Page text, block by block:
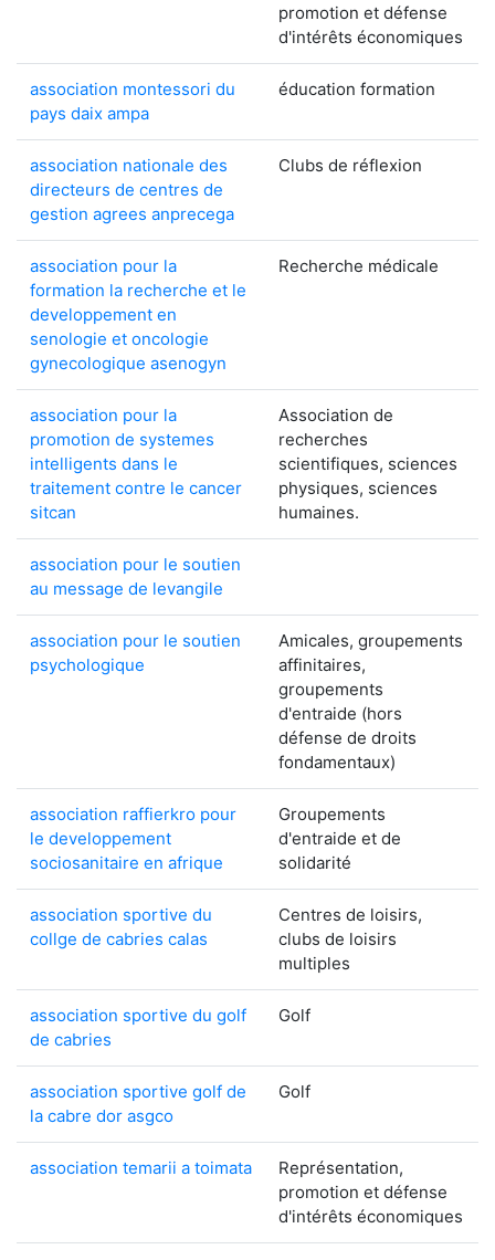
promotion et défense
d'intérêts économiques
association montessori du
pays daix ampa
éducation formation
association nationale des
directeurs de centres de
gestion agrees anprecega
Clubs de réflexion
association pour la
formation la recherche et le
developpement en
senologie et oncologie
gynecologique asenogyn
Recherche médicale
association pour la
promotion de systemes
intelligents dans le
traitement contre le cancer
sitcan
Association de
recherches
scientifiques, sciences
physiques, sciences
humaines.
association pour le soutien
au message de levangile
association pour le soutien
psychologique
Amicales, groupements
affinitaires,
groupements
d'entraide (hors
défense de droits
fondamentaux)
association raffierkro pour
le developpement
sociosanitaire en afrique
Groupements
d'entraide et de
solidarité
association sportive du
collge de cabries calas
Centres de loisirs,
clubs de loisirs
multiples
association sportive du golf
de cabries
Golf
association sportive golf de
la cabre dor asgco
Golf
association temarii a toimata
Représentation,
promotion et défense
d'intérêts économiques